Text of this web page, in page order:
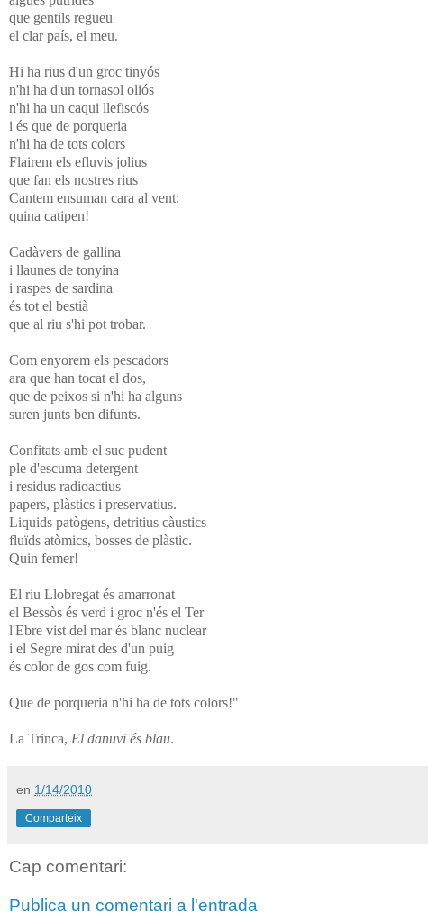
que gentils regueu
el clar país, el meu.
Hi ha rius d'un groc tinyós
n'hi ha d'un tornasol oliós
n'hi ha un caqui llefiscós
i és que de porqueria
n'hi ha de tots colors
Flairem els efluvis jolius
que fan els nostres rius
Cantem ensuman cara al vent:
quina catipen!
Cadàvers de gallina
i llaunes de tonyina
i raspes de sardina
és tot el bestià
que al riu s'hi pot trobar.
Com enyorem els pescadors
ara que han tocat el dos,
que de peixos si n'hi ha alguns
suren junts ben difunts.
Confitats amb el suc pudent
ple d'escuma detergent
i residus radioactius
papers, plàstics i preservatius.
Liquids patògens, detritius càustics
fluïds atòmics, bosses de plàstic.
Quin femer!
El riu Llobregat és amarronat
el Bessòs és verd i groc n'és el Ter
l'Ebre vist del mar és blanc nuclear
i el Segre mirat des d'un puig
és color de gos com fuig.
Que de porqueria n'hi ha de tots colors!"
La Trinca, El danuvi és blau.
en 1/14/2010
Comparteix
Cap comentari:
Publica un comentari a l'entrada